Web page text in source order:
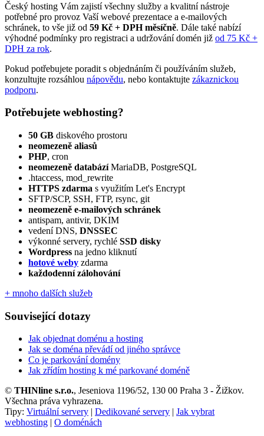
Český hosting Vám zajistí všechny služby a kvalitní nástroje
potřebné pro provoz Vaší webové prezentace a e‑mailových
schránek, to vše již od 59 Kč + DPH měsíčně. Dále také nabízí
výhodné podmínky pro registraci a udržování domén již od 75 Kč +
DPH za rok.
Pokud potřebujete poradit s objednáním či používáním služeb,
konzultujte rozsáhlou nápovědu, nebo kontaktujte zákaznickou
podporu.
Potřebujete webhosting?
50 GB diskového prostoru
neomezeně aliasů
PHP, cron
neomezeně databázíMariaDB, PostgreSQL
.htaccess, mod_rewrite
HTTPS zdarma s využitím Let's Encrypt
SFTP/SCP, SSH, FTP, rsync, git
neomezeně e‑mailových schránek
antispam, antivir, DKIM
vedení DNS, DNSSEC
výkonné servery, rychlé SSD disky
Wordpress na jedno kliknutí
hotové weby zdarma
každodenní zálohování
+ mnoho dalších služeb
Související dotazy
Jak objednat doménu a hosting
Jak se doména převádí od jiného správce
Co je parkování domény
Jak zřídím hosting k mé parkované doméně
© THINline s.r.o., Jeseniova 1196/52, 130 00 Praha 3 - Žižkov.
Všechna práva vyhrazena.
Tipy: Virtuální servery | Dedikované servery | Jak vybrat
webhosting | O doménách